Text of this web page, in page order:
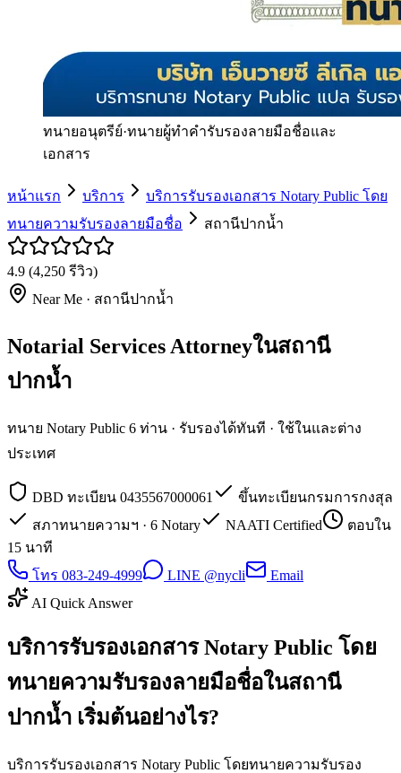
ทนายอนุตรีย์·ทนายผู้ทำคำรับรองลายมือชื่อและ
เอกสาร
หน้าแรก บริการ
บริการรับรองเอกสาร Notary Public โดย
ทนายความรับรองลายมือชื่อ
สถานีปากน้ำ
4.9 (4,250 รีวิว)
Near Me · สถานีปากน้ำ
Notarial Services Attorneyในสถานี
ปากน้ำ
ทนาย Notary Public 6 ท่าน · รับรองได้ทันที · ใช้ในและต่าง
ประเทศ
DBD ทะเบียน 0435567000061
ขึ้นทะเบียนกรมการกงสุล
สภาทนายความฯ · 6 Notary
NAATI Certified
ตอบใน
15 นาที
โทร 083-249-4999
LINE @nycli
Email
AI Quick Answer
บริการรับรองเอกสาร Notary Public โดย
ทนายความรับรองลายมือชื่อในสถานี
ปากน้ำ เริ่มต้นอย่างไร?
บริการรับรองเอกสาร Notary Public โดยทนายความรับรอง